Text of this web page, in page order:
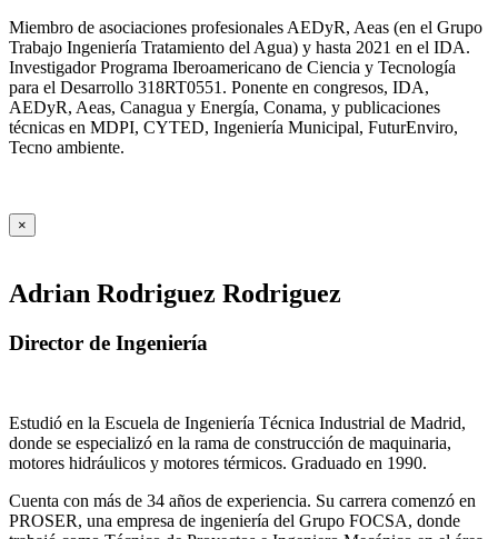
Miembro de asociaciones profesionales AEDyR, Aeas (en el Grupo
Trabajo Ingeniería Tratamiento del Agua) y hasta 2021 en el IDA.
Investigador Programa Iberoamericano de Ciencia y Tecnología
para el Desarrollo 318RT0551. Ponente en congresos, IDA,
AEDyR, Aeas, Canagua y Energía, Conama, y publicaciones
técnicas en MDPI, CYTED, Ingeniería Municipal, FuturEnviro,
Tecno ambiente.
×
Adrian Rodriguez Rodriguez
Director de Ingeniería
Estudió en la Escuela de Ingeniería Técnica Industrial de Madrid,
donde se especializó en la rama de construcción de maquinaria,
motores hidráulicos y motores térmicos. Graduado en 1990.
Cuenta con más de 34 años de experiencia. Su carrera comenzó en
PROSER, una empresa de ingeniería del Grupo FOCSA, donde